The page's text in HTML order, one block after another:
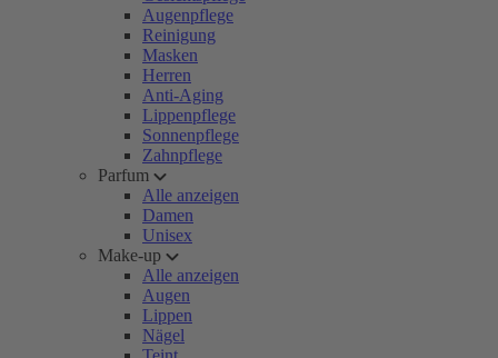
Augenpflege
Reinigung
Masken
Herren
Anti-Aging
Lippenpflege
Sonnenpflege
Zahnpflege
Parfum
Alle anzeigen
Damen
Unisex
Make-up
Alle anzeigen
Augen
Lippen
Nägel